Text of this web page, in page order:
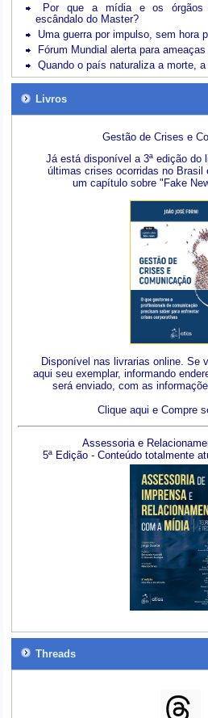
Por que a mídia e os órgãos
escândalo do Master?
Uma guerra por impulso, sem hora
Fórum Mundial alerta para
Quando o país naturaliza a morte,
Livros
Gestão de Crises e
Já está disponível a 3ª edição do
últimas crises ocorridas no Brasil
um capítulo sobre "Fake
Disponível nas livrarias online. Se
aqui seu exemplar, informando
será enviado, com as
Clique aqui e Compre
Assessoria e
5ª Edição - Conteúdo totalmente
Threads